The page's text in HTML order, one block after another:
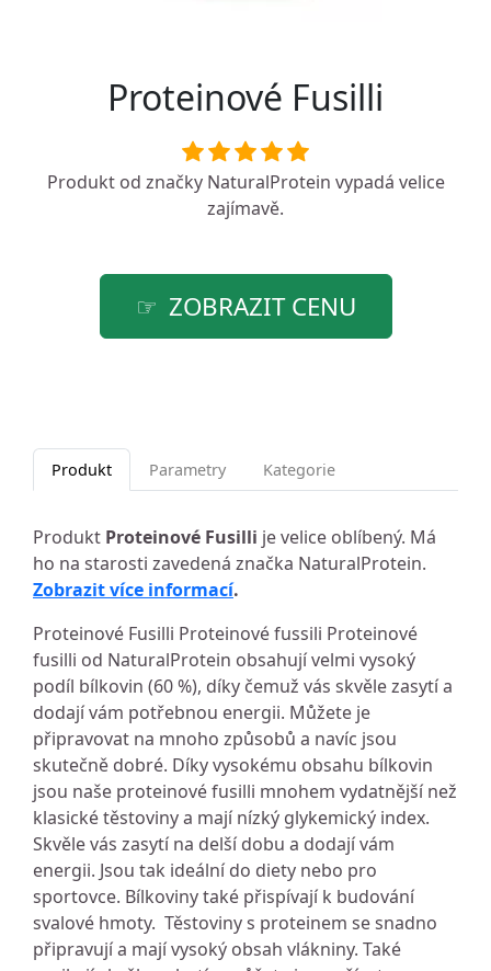
Proteinové Fusilli
Produkt od značky NaturalProtein vypadá velice
zajímavě.
ZOBRAZIT CENU
Produkt Parametry Kategorie
Produkt Proteinové Fusilli je velice oblíbený. Má
ho na starosti zavedená značka NaturalProtein.
Zobrazit více informací.
Proteinové Fusilli Proteinové fussili Proteinové
fusilli od NaturalProtein obsahují velmi vysoký
podíl bílkovin (60 %), díky čemuž vás skvěle zasytí a
dodají vám potřebnou energii. Můžete je
připravovat na mnoho způsobů a navíc jsou
skutečně dobré. Díky vysokému obsahu bílkovin
jsou naše proteinové fusilli mnohem vydatnější než
klasické těstoviny a mají nízký glykemický index.
Skvěle vás zasytí na delší dobu a dodají vám
energii. Jsou tak ideální do diety nebo pro
sportovce. Bílkoviny také přispívají k budování
svalové hmoty. Těstoviny s proteinem se snadno
připravují a mají vysoký obsah vlákniny. Také